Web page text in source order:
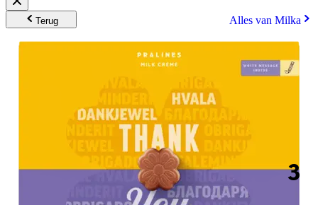
Terug Alles van Milka
3